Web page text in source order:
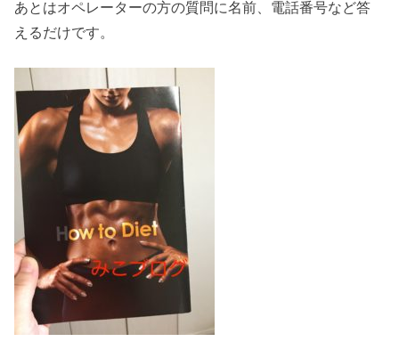
あとはオペレーターの方の質問に名前、電話番号など答
えるだけです。